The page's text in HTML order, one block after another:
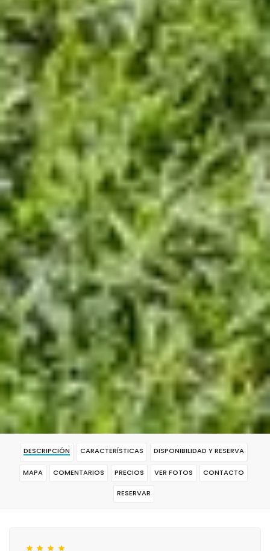
DESCRIPCIÓN CARACTERÍSTICAS DISPONIBILIDAD Y RESERVA
MAPA COMENTARIOS PRECIOS VER FOTOS CONTACTO
RESERVAR